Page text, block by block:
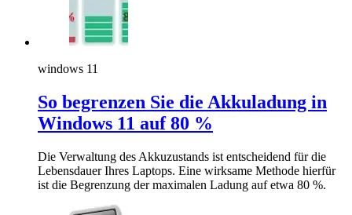
windows 11
So begrenzen Sie die Akkuladung in
Windows 11 auf 80 %
Die Verwaltung des Akkuzustands ist entscheidend für die
Lebensdauer Ihres Laptops. Eine wirksame Methode hierfür
ist die Begrenzung der maximalen Ladung auf etwa 80 %.